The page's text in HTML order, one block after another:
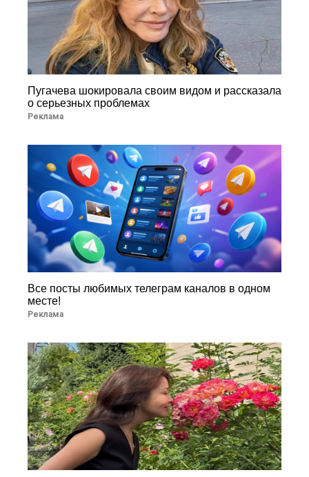
Пугачева шокировала своим видом и рассказала
о серьезных проблемах
Реклама
Все посты любимых телеграм каналов в одном
месте!
Реклама